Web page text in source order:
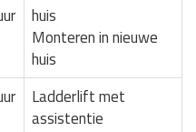
huis
Monteren in nieuwe
huis
Ladderlift met
assistentie